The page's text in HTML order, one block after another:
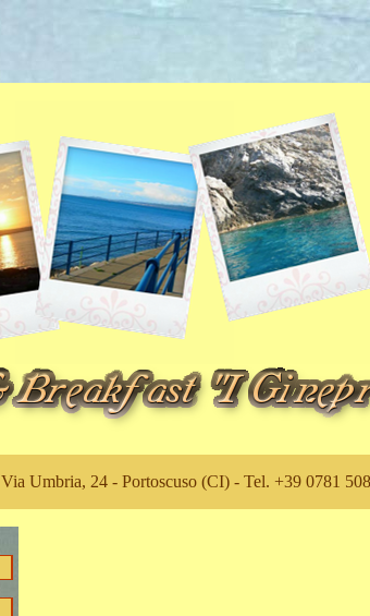
Via Umbria, 24 - Portoscuso (CI) - Tel. +39 0781